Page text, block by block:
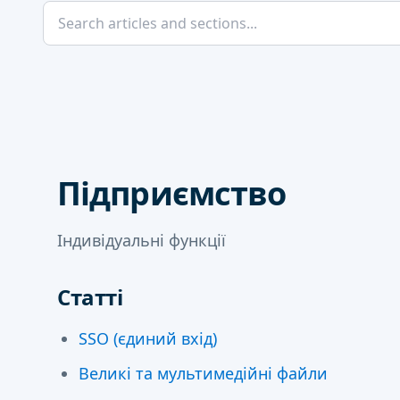
Підприємство
Індивідуальні функції
Статті
SSO (єдиний вхід)
Великі та мультимедійні файли